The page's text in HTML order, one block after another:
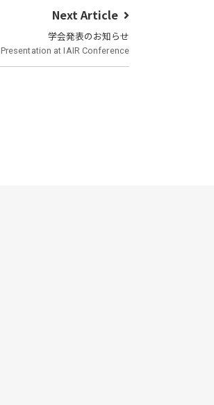
Next Article
学会発表のお知らせ
Presentation at IAIR Conference